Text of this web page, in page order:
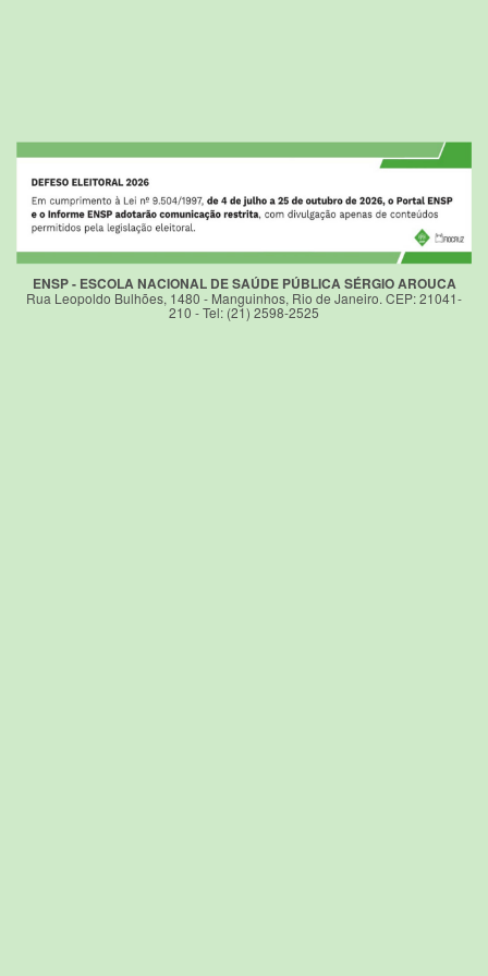
ENSP - ESCOLA NACIONAL DE SAÚDE PÚBLICA SÉRGIO AROUCA
Rua Leopoldo Bulhões, 1480 - Manguinhos, Rio de Janeiro. CEP: 21041-
210 - Tel: (21) 2598-2525